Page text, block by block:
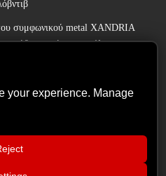
συμφωνικού metal XANDRIA
του νέου τους άλμπουμ.
τραγούδι με τη συμμετοχή του
your experience. Manage